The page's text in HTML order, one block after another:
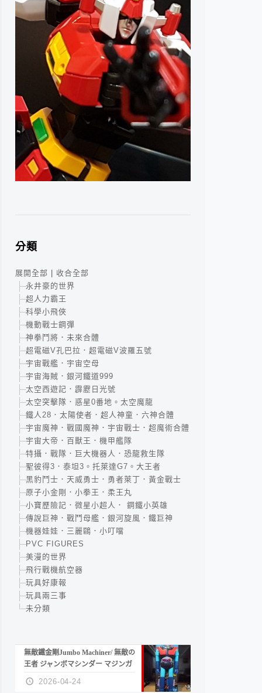
分類
展開全部
收合全部
永井豪的世界
超人力霸王
科學小飛俠
機動戰士鋼彈
神拳鬥將．未來合體
超電磁V孔巴拉．超電磁V波羅五號
宇宙戰艦．宇宙空母
宇宙海賊．銀河鐵道999
太空西遊記．霹靂日光號
太空突擊隊．惑星0番地。太空魔龍
鐵人28．太陽使者．超人神童．六神合體
宇宙魔神．戰國魔神．宇宙戰士．超魔術合體
宇宙大帝．百獸王．機甲艦隊
特攝．戰隊．巨大機器人．恐龍救生隊
聖彼得3．泰坦3。托萊達G7。大王者
黑豹鬥士．天威勇士．勇者萊丁．黃金戰士
原子小金剛．小拳王．柔王丸
小寶歷險記．微星小超人． 鋼鐵小英雄
傳說巨神．戰鬥母艦．銀河旋風．鐵巨神
機器娃娃．三麗鷗．小叮噹
PVC FIGURES
美漫的世界
飛行戰機航空器
玩具好康報
玩具兩三事
未分類
無敵鐵金剛Jumbo Machiner/ 無敵の
王者 ジャンボマシンダー マジンガ
ーZ
2026-04-24